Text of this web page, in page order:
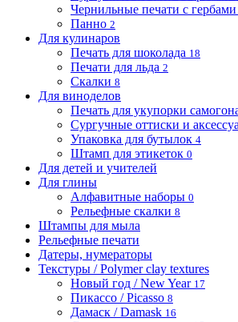
Чернильные печати с гербами
Панно 2
Для кулинаров
Печать для шоколада 18
Печати для льда 2
Скалки 8
Для виноделов
Печать для укупорки
Сургучные оттиски и
Упаковка для бутылок 4
Штамп для этикеток 0
Для детей и учителей
Для глины
Алфавитные наборы 0
Рельефные скалки 8
Штампы для мыла
Рельефные печати
Датеры, нумераторы
Текстуры / Polymer clay textures
Новый год / New Year 17
Пикассо / Picasso 8
Дамаск / Damask 16